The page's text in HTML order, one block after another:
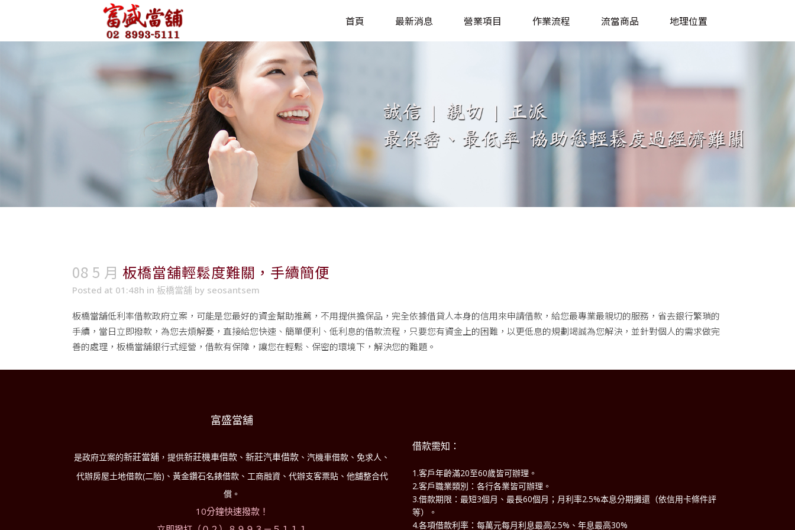
首頁 最新消息 營業項目 作業流程 流當商品 地理位置
08 5 月 板橋當舖輕鬆度難關，手續簡便
Posted at 01:48h in 板橋當舖 by seosantsem
板橋當舖低利率借款政府立案，可能是您最好的資金幫助推薦，不用提供擔保品，完全依據借貸人本身的信用來申請借款，給您最專業最親切的服務，省去銀行繁瑣的
手續，當日立即撥款，為您去煩解憂，直接給您快速、簡單便利、低利息的借款流程，只要您有資金上的困難，以更低息的規劃竭誠為您解決，並針對個人的需求做完
善的處理，板橋當舖銀行式經營，借款有保障，讓您在輕鬆、保密的環境下，解決您的難題。
富盛當舖
是政府立案的新莊當舖 ，提供新莊機車借款 、 新莊汽車借款 、汽機車借款、免求人、
代辦房屋土地借款(二胎)、黃金鑽石名錶借款、工商融資、代辦支客票貼、他舖整合代
償。
10分鐘快速撥款！
借款需知：
1.客戶年齡滿20至60歲皆可辦理。
2.客戶職業類別：各行各業皆可辦理。
3.借款期限：最短3個月、最長60個月；月利率2.5%本息分期攤還（依信用卡條件評
等）。
4.各項借款利率：每萬元每月利息最高2.5%、年息最高30%